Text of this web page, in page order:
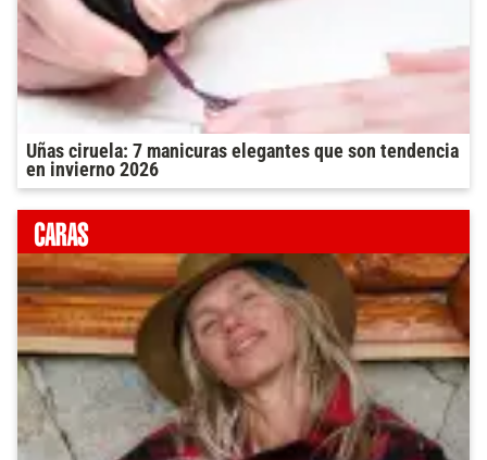
Uñas ciruela: 7 manicuras elegantes que son tendencia
en invierno 2026